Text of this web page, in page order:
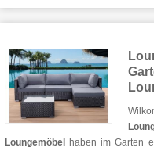
Loungemöbel haben im Garten